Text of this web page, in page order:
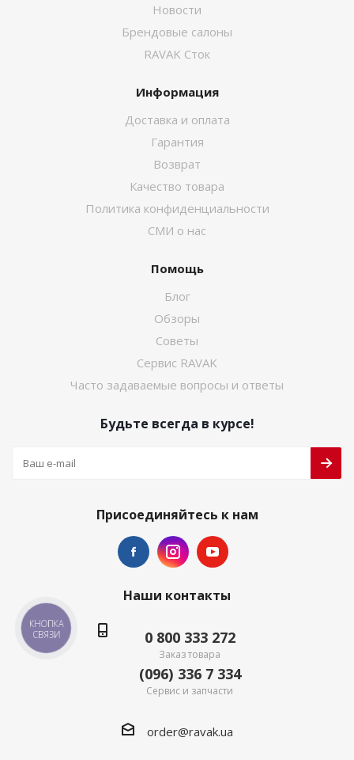
Новости
Брендовые салоны
RAVAK Сток
Информация
Доставка и оплата
Гарантия
Возврат
Качество товара
Политика конфиденциальности
СМИ о нас
Помощь
Блог
Обзоры
Советы
Сервис RAVAK
Часто задаваемые вопросы и ответы
Будьте всегда в курсе!
Присоединяйтесь к нам
Наши контакты
0 800 333 272
Заказ товара
(096) 336 7 334
Сервис и запчасти
order@ravak.ua
КНОПКА
СВЯЗИ